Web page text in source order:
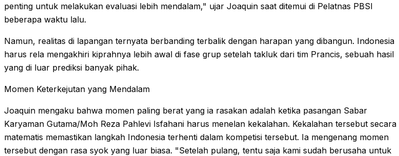
penting untuk melakukan evaluasi lebih mendalam," ujar Joaquin saat ditemui di Pelatnas PBSI
beberapa waktu lalu.
Namun, realitas di lapangan ternyata berbanding terbalik dengan harapan yang dibangun. Indonesia
harus rela mengakhiri kiprahnya lebih awal di fase grup setelah takluk dari tim Prancis, sebuah hasil
yang di luar prediksi banyak pihak.
Momen Keterkejutan yang Mendalam
Joaquin mengaku bahwa momen paling berat yang ia rasakan adalah ketika pasangan Sabar
Karyaman Gutama/Moh Reza Pahlevi Isfahani harus menelan kekalahan. Kekalahan tersebut secara
matematis memastikan langkah Indonesia terhenti dalam kompetisi tersebut. Ia mengenang momen
tersebut dengan rasa syok yang luar biasa. "Setelah pulang, tentu saja kami sudah berusaha untuk